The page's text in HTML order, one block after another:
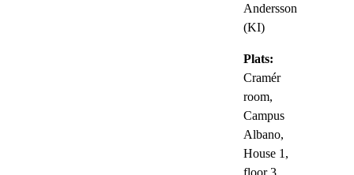
Andersson
(KI)
Plats:
Cramér
room,
Campus
Albano,
House 1,
floor 3